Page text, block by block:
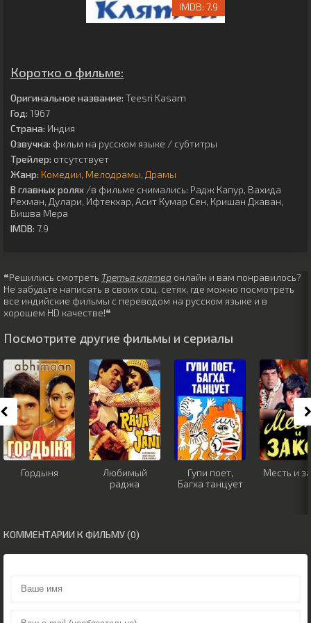
7.9
Коротко о фильме:
Оригинальное название: Teesri Kasam
Год: 1967
Страна: Индия
Озвучка: фильм на русском языке / субтитры
Трейлер: отсутствует
Жанр: Комедии Мелодрамы Драмы
В главных ролях /в фильме снимались: Радж Капур, Вахида
Рехман, Дулари, Ифтекхар, Асит Кумар Сен, Кришан Дхаван,
Вишва Мера
IMDB: 7.9
❝Решились смотреть Третья клятва онлайн и вам понравилось?
Не забудьте написать в своих соц. сетях, где можно посмотреть
все индийские фильмы с переводом на русском языке и в
хорошем HD качестве!❝
Посмотрите другие фильмы и сериалы
Гордыня
Любимый
раджа
Гупи поет,
Багха танцует
Месть и
КОММЕНТАРИИ К ФИЛЬМУ (0)